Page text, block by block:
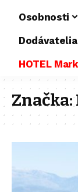
Osobnosti
Dodávatelia
HOTEL
Značka: